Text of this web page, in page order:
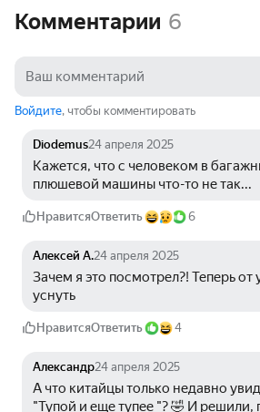
Комментарии 6
Войдите, чтобы комментировать
Diodemus24 апреля 2025
Кажется, что с человеком в
плюшевой машины что-то не так...
НравитсяОтветить 6
Алексей А.24 апреля 2025
Зачем я это посмотрел?! Теперь от
уснуть
НравитсяОтветить 4
Александр24 апреля 2025
А что китайцы только недавно
"Тупой и еще тупее "? 🤣 И решили,